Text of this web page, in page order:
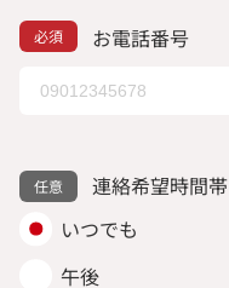
お電話番号
連絡希望時間帯
いつでも
午後